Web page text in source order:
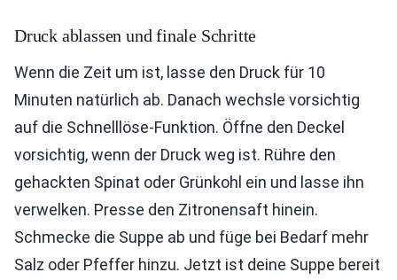
Druck ablassen und finale Schritte
Wenn die Zeit um ist, lasse den Druck für 10
Minuten natürlich ab. Danach wechsle vorsichtig
auf die Schnelllöse-Funktion. Öffne den Deckel
vorsichtig, wenn der Druck weg ist. Rühre den
gehackten Spinat oder Grünkohl ein und lasse ihn
verwelken. Presse den Zitronensaft hinein.
Schmecke die Suppe ab und füge bei Bedarf mehr
Salz oder Pfeffer hinzu. Jetzt ist deine Suppe bereit